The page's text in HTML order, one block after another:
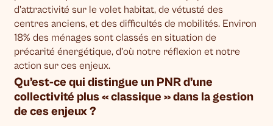
d’attractivité sur le volet habitat, de vétusté des
centres anciens, et des difficultés de mobilités. Environ
18% des ménages sont classés en situation de
précarité énergétique, d’où notre réflexion et notre
action sur ces enjeux.
Qu’est-ce qui distingue un PNR d’une
collectivité plus « classique » dans la gestion
de ces enjeux ?